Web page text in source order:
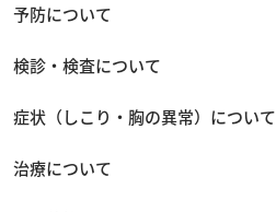
予防について
検診・検査について
症状（しこり・胸の異常）について
治療について